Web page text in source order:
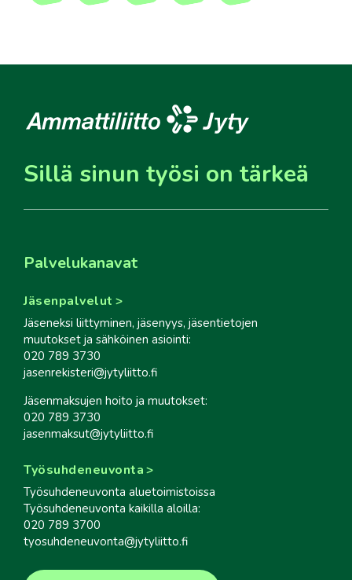
Sillä sinun työsi on tärkeä
Palvelukanavat
Jäsenpalvelut
Jäseneksi liittyminen, jäsenyys, jäsentietojen
muutokset ja sähköinen asiointi:
020 789 3730
jasenrekisteri@jytyliitto.fi
Jäsenmaksujen hoito ja muutokset:
020 789 3730
jasenmaksut@jytyliitto.fi
Työsuhdeneuvonta
Työsuhdeneuvonta aluetoimistoissa
Työsuhdeneuvonta kaikilla aloilla:
020 789 3700
tyosuhdeneuvonta@jytyliitto.fi